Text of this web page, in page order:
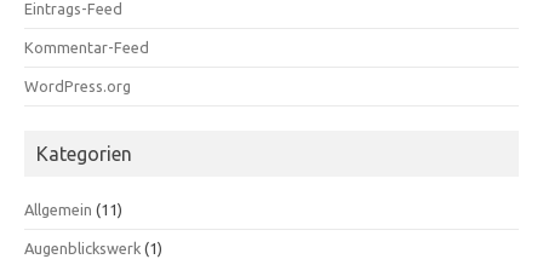
Eintrags-Feed
Kommentar-Feed
WordPress.org
Kategorien
Allgemein (11)
Augenblickswerk (1)